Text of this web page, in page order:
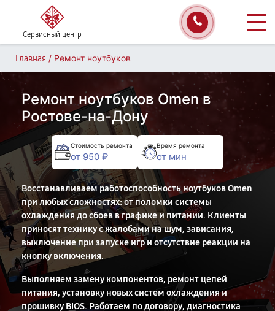
Сервисный центр
Главная / Ремонт ноутбуков
Ремонт ноутбуков Omen в
Ростове-на-Дону
Стоимость ремонта
от 950 ₽
Время ремонта
от мин
Восстанавливаем работоспособность ноутбуков Omen
при любых сложностях: от поломки системы
охлаждения до сбоев в графике и питании. Клиенты
приносят технику с жалобами на шум, зависания,
выключение при запуске игр и отсутствие реакции на
кнопку включения.
Выполняем замену компонентов, ремонт цепей
питания, установку новых систем охлаждения и
прошивку BIOS. Работаем по договору, диагностика